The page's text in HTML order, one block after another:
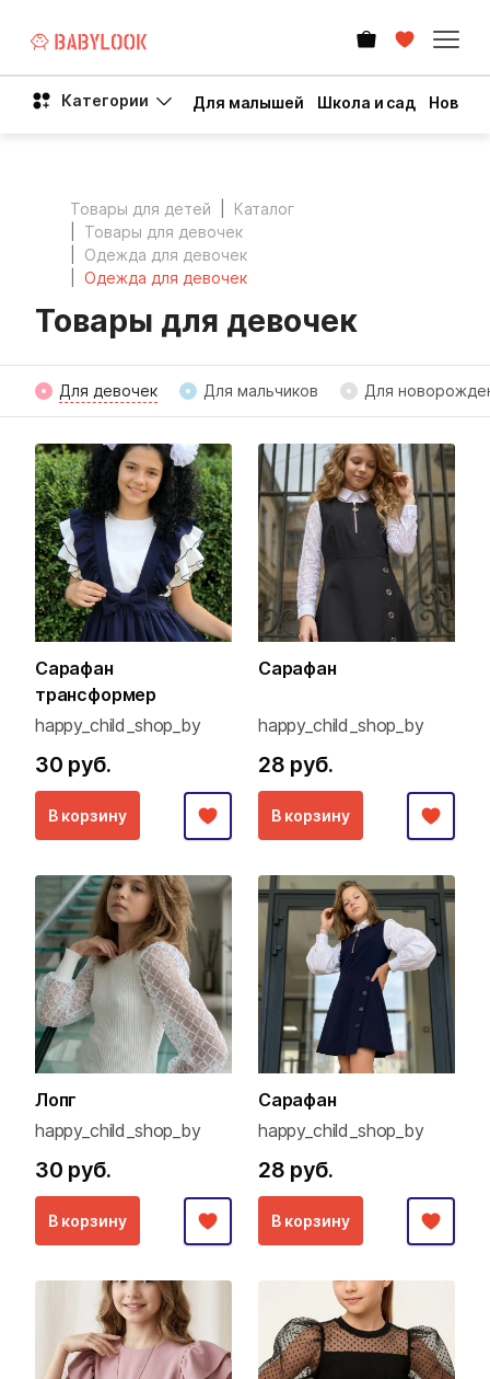
Категории Для малышей Школа и сад Новый
Товары для детей
Каталог
Товары для девочек
Одежда для девочек
Одежда для девочек
Товары для девочек
Для девочек Для мальчиков Для
Сарафан
трансформер
happy_child_shop_by
30 руб.
В корзину
Сарафан
happy_child_shop_by
28 руб.
В корзину
Лопг
happy_child_shop_by
30 руб.
В корзину
Сарафан
happy_child_shop_by
28 руб.
В корзину